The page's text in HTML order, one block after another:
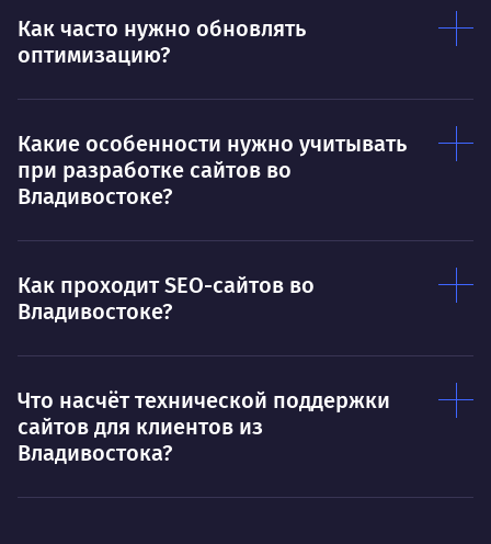
Ты — это то, что ты делаешь. Этим всё
сказано.
О
Как часто нужно обновлять
оптимизацию?
Какие особенности нужно учитывать
при разработке сайтов во
Владивостоке?
Как проходит SEO-сайтов во
Владивостоке?
Что насчёт технической поддержки
сайтов для клиентов из
Владивостока?